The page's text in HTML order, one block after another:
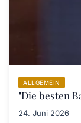
ALLGEMEIN
"Die besten
24. Juni 2026